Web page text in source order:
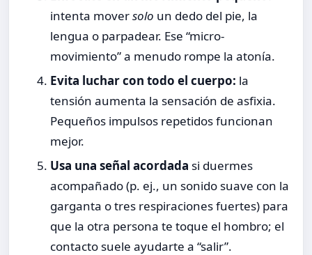
intenta moversolo un dedo del pie, la
lengua o parpadear. Ese “micro-
movimiento” a menudo rompe la atonía.
Evita luchar con todo el cuerpo: la
tensión aumenta la sensación de asfixia.
Pequeños impulsos repetidos funcionan
mejor.
Usa una señal acordada si duermes
acompañado (p. ej., un sonido suave con la
garganta o tres respiraciones fuertes) para
que la otra persona te toque el hombro; el
contacto suele ayudarte a “salir”.